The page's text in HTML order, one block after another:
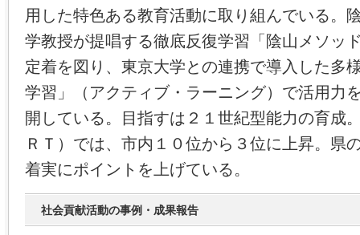
用した特色ある教育活動に取り組んでいる。
学教授が提唱する徹底反復学習「陰山メソッ
定着を図り、東京大学との連携で導入した多
学習」（アクティブ・ラーニング）で活用力
開している。目指すは２１世紀型能力の育成
ＲＴ）では、市内１０位から３位に上昇。県
着実にポイントを上げている。
社会貢献活動の事例・成果報告